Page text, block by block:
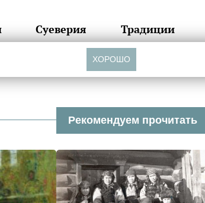
Суеверия Традиции
Рекомендуем прочитать
ХОРОШО